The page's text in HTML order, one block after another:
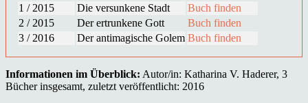
1 / 2015
Die versunkene Stadt
Buch finden
2 / 2015
Der ertrunkene Gott
Buch finden
3 / 2016
Der antimagische Golem Buch finden
Informationen im Überblick: Autor/in: Katharina V. Haderer, 3
Bücher insgesamt, zuletzt veröffentlicht: 2016